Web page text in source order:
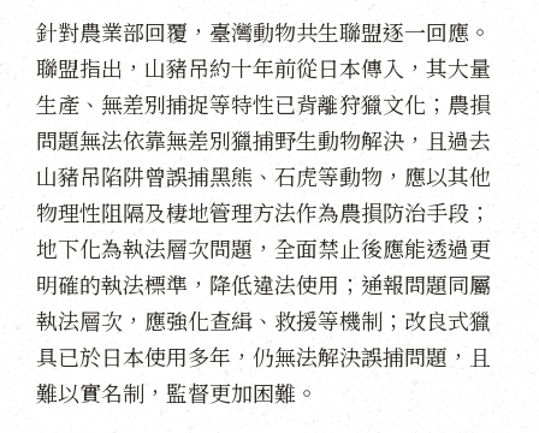
針對農業部回覆，臺灣動物共生聯盟逐一回應。
聯盟指出，山豬吊約十年前從日本傳入，其大量
生產、無差別捕捉等特性已背離狩獵文化；農損
問題無法依靠無差別獵捕野生動物解決，且過去
山豬吊陷阱曾誤捕黑熊、石虎等動物，應以其他
物理性阻隔及棲地管理方法作為農損防治手段；
地下化為執法層次問題，全面禁止後應能透過更
明確的執法標準，降低違法使用；通報問題同屬
執法層次，應強化查緝、救援等機制；改良式獵
具已於日本使用多年，仍無法解決誤捕問題，且
難以實名制，監督更加困難。